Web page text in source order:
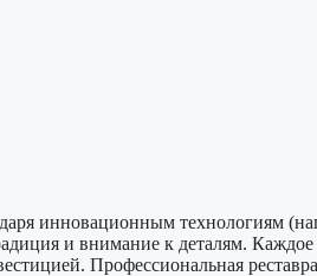
инновационным технологиям
и внимание к деталям. Каждое
Профессиональная